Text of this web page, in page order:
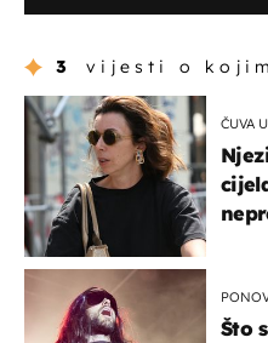
3 vijesti o
ČUVA
Što